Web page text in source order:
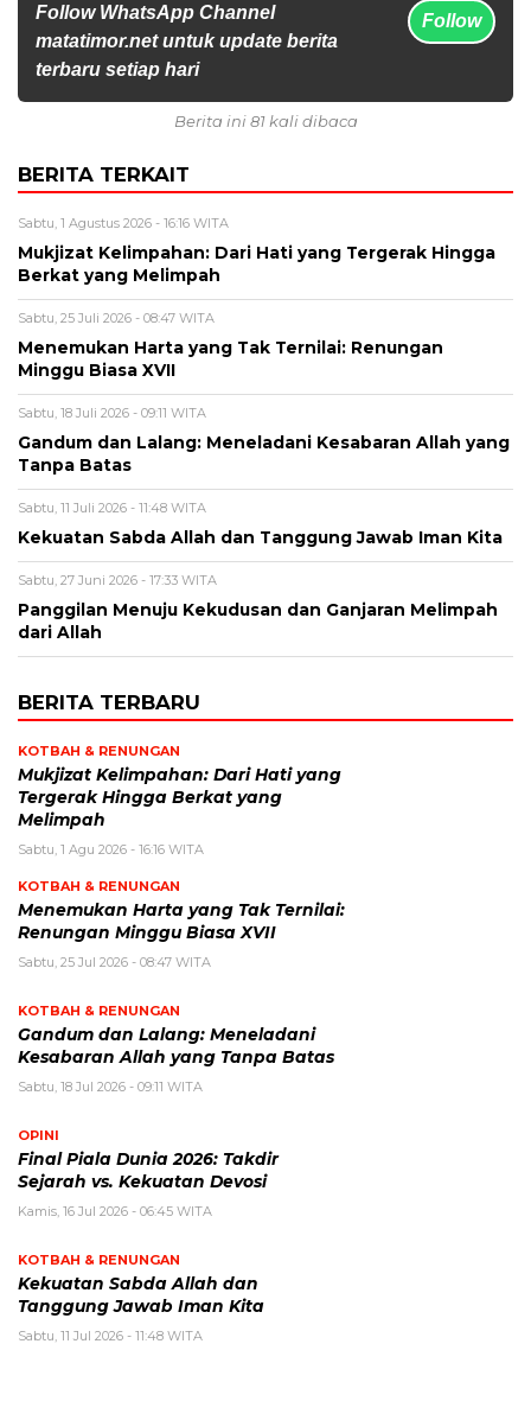
Follow WhatsApp Channel
matatimor.net untuk update berita
terbaru setiap hari
Follow
Berita ini 81 kali dibaca
BERITA TERKAIT
Sabtu, 1 Agustus 2026 - 16:16 WITA
Mukjizat Kelimpahan: Dari Hati yang Tergerak Hingga
Berkat yang Melimpah
Sabtu, 25 Juli 2026 - 08:47 WITA
Menemukan Harta yang Tak Ternilai: Renungan
Minggu Biasa XVII
Sabtu, 18 Juli 2026 - 09:11 WITA
Gandum dan Lalang: Meneladani Kesabaran Allah yang
Tanpa Batas
Sabtu, 11 Juli 2026 - 11:48 WITA
Kekuatan Sabda Allah dan Tanggung Jawab Iman Kita
Sabtu, 27 Juni 2026 - 17:33 WITA
Panggilan Menuju Kekudusan dan Ganjaran Melimpah
dari Allah
BERITA TERBARU
KOTBAH & RENUNGAN
Mukjizat Kelimpahan: Dari Hati yang
Tergerak Hingga Berkat yang
Melimpah
Sabtu, 1 Agu 2026 - 16:16 WITA
KOTBAH & RENUNGAN
Menemukan Harta yang Tak Ternilai:
Renungan Minggu Biasa XVII
Sabtu, 25 Jul 2026 - 08:47 WITA
KOTBAH & RENUNGAN
Gandum dan Lalang: Meneladani
Kesabaran Allah yang Tanpa Batas
Sabtu, 18 Jul 2026 - 09:11 WITA
OPINI
Final Piala Dunia 2026: Takdir
Sejarah vs. Kekuatan Devosi
Kamis, 16 Jul 2026 - 06:45 WITA
KOTBAH & RENUNGAN
Kekuatan Sabda Allah dan
Tanggung Jawab Iman Kita
Sabtu, 11 Jul 2026 - 11:48 WITA